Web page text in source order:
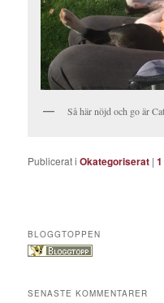
Så här nöjd och go är
Publicerat i Okategoriserat |1
BLOGGTOPPEN
SENASTE KOMMENTARER